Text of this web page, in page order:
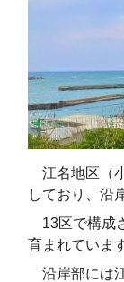
江名地区（
しており、沿
13区で構成
育まれていま
沿岸部には